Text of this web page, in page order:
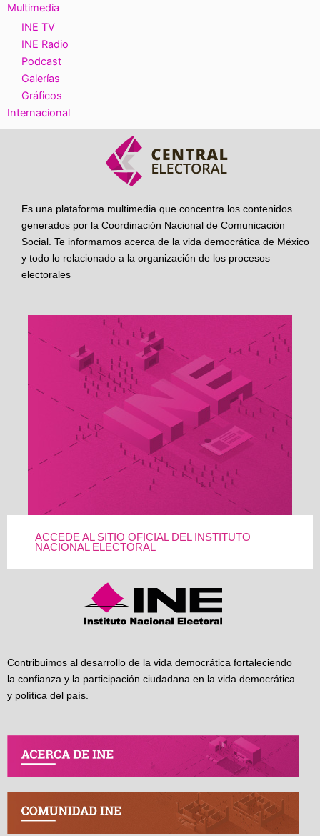
Multimedia
INE TV
INE Radio
Podcast
Galerías
Gráficos
Internacional
Es una plataforma multimedia que concentra los contenidos
generados por la Coordinación Nacional de Comunicación
Social. Te informamos acerca de la vida democrática de México
y todo lo relacionado a la organización de los procesos
electorales
ACCEDE AL SITIO OFICIAL DEL INSTITUTO
NACIONAL ELECTORAL
Contribuimos al desarrollo de la vida democrática fortaleciendo
la confianza y la participación ciudadana en la vida democrática
y política del país.